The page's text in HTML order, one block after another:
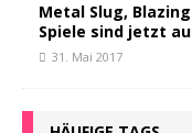
Metal Slug,
Spiele sind jetzt
31. Mai 2017